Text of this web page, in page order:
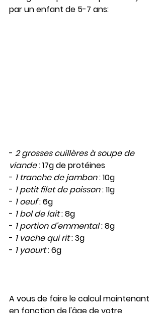
par un enfant de 5-7 ans:
- 2 grosses cuillères à soupe de
viande : 17g de protéines
- 1 tranche de jambon : 10g
- 1 petit filet de poisson : 11g
- 1 oeuf : 6g
- 1 bol de lait : 8g
- 1 portion d'emmental : 8g
- 1 vache qui rit : 3g
- 1 yaourt : 6g
A vous de faire le calcul maintenant
en fonction de l'âge de votre